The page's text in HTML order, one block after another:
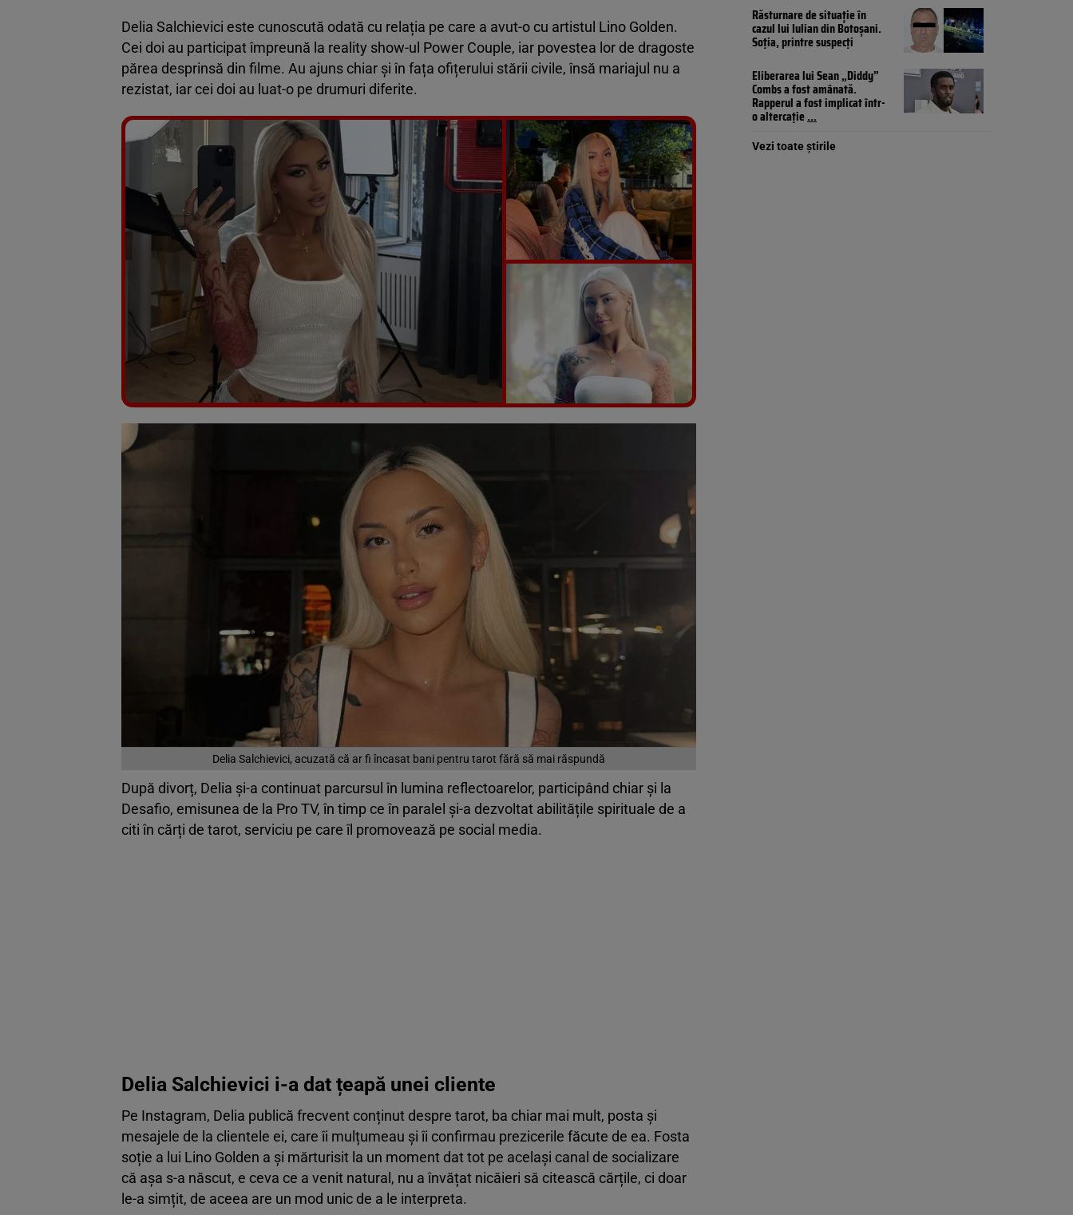
Delia Salchievici este cunoscută odată cu relația pe care a avut-o cu artistul Lino Golden.
Cei doi au participat împreună la reality show-ul Power Couple, iar povestea lor de dragoste
părea desprinsă din filme. Au ajuns chiar și în fața ofițerului stării civile, însă mariajul nu a
rezistat, iar cei doi au luat-o pe drumuri diferite.
Vezi galeria foto
Delia Salchievici, acuzată că ar fi încasat bani pentru tarot fără să mai răspundă
După divorț, Delia și-a continuat parcursul în lumina reflectoarelor, participând chiar și la
Desafio, emisunea de la Pro TV, în timp ce în paralel și-a dezvoltat abilitățile spirituale de a
citi în cărți de tarot, serviciu pe care îl promovează pe social media.
Delia Salchievici i-a dat țeapă unei cliente
Pe Instagram, Delia publică frecvent conținut despre tarot, ba chiar mai mult, posta și
mesajele de la clientele ei, care îi mulțumeau și îi confirmau prezicerile făcute de ea. Fosta
soție a lui Lino Golden a și mărturisit la un moment dat tot pe același canal de socializare
că așa s-a născut, e ceva ce a venit natural, nu a învățat nicăieri să citească cărțile, ci doar
le-a simțit, de aceea are un mod unic de a le interpreta.
Răsturnare de situație în
cazul lui Iulian din Botoșani.
Soția, printre suspecți
Eliberarea lui Sean „Diddy”
Combs a fost amânată.
Rapperul a fost implicat într-
o altercație...
Vezi toate știrile